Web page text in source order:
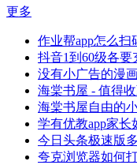
更多
作业帮app怎么
抖音1到60级各
没有小广告的漫
海棠书屋 - 值得
海棠书屋自由的
学有优教app家
今日头条极速版
夸克浏览器如何